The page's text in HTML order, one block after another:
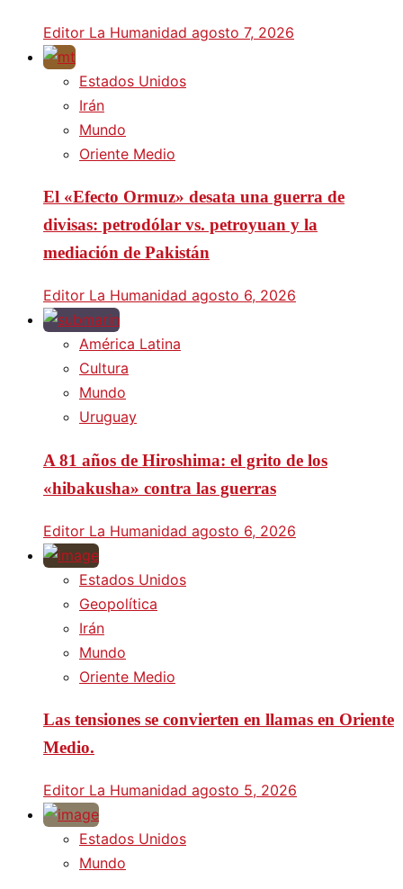
Editor La Humanidad agosto 7, 2026
Estados Unidos
Irán
Mundo
Oriente Medio
El «Efecto Ormuz» desata una guerra de
divisas: petrodólar vs. petroyuan y la
mediación de Pakistán
Editor La Humanidad agosto 6, 2026
América Latina
Cultura
Mundo
Uruguay
A 81 años de Hiroshima: el grito de los
«hibakusha» contra las guerras
Editor La Humanidad agosto 6, 2026
Estados Unidos
Geopolítica
Irán
Mundo
Oriente Medio
Las tensiones se convierten en llamas en Oriente
Medio.
Editor La Humanidad agosto 5, 2026
Estados Unidos
Mundo